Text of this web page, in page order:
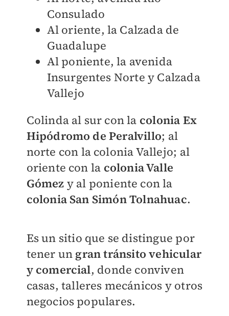
Consulado
Al oriente, la Calzada de
Guadalupe
Al poniente, la avenida
Insurgentes Norte y Calzada
Vallejo
Colinda al sur con la colonia Ex
Hipódromo de Peralvillo; al
norte con la colonia Vallejo; al
oriente con la colonia Valle
Gómez y al poniente con la
colonia San Simón Tolnahuac.
Es un sitio que se distingue por
tener un gran tránsito vehicular
y comercial, donde conviven
casas, talleres mecánicos y otros
negocios populares.